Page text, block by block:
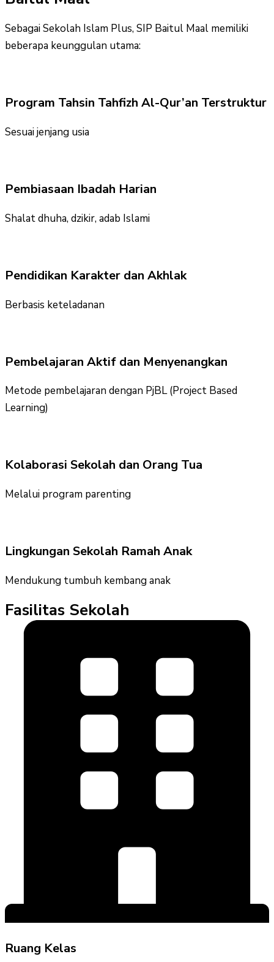
Sebagai Sekolah Islam Plus, SIP Baitul Maal memiliki
beberapa keunggulan utama:
Program Tahsin Tahfizh Al-Qur’an Terstruktur
Sesuai jenjang usia
Pembiasaan Ibadah Harian
Shalat dhuha, dzikir, adab Islami
Pendidikan Karakter dan Akhlak
Berbasis keteladanan
Pembelajaran Aktif dan Menyenangkan
Metode pembelajaran dengan PjBL (Project Based
Learning)
Kolaborasi Sekolah dan Orang Tua
Melalui program parenting
Lingkungan Sekolah Ramah Anak
Mendukung tumbuh kembang anak
Fasilitas Sekolah
Ruang Kelas